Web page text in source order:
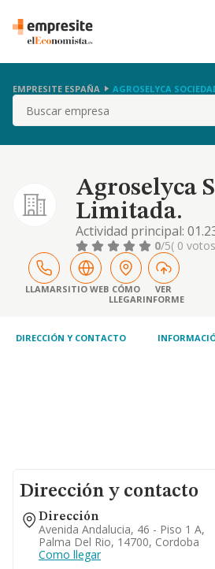
EMPRESITE ESPAÑA AGROSELYCA
Buscar
Agroselyca
Limitada.
Actividad principal:
otras actividades: 41.10
inmobiliaria. - si alguna
elegidas fuera de
sociedad la ejercerá
intermediadora entre
0/5( 0
LLAMARSITIO WEB CÓMO
LLEGAR
VER
INFORME
DIRECCIÓN Y CONTACTO
Dirección y contacto
Dirección
Avenida Andalucia, 46 - Piso 1 A,
Palma Del Rio, 14700, Cordoba
Como llegar